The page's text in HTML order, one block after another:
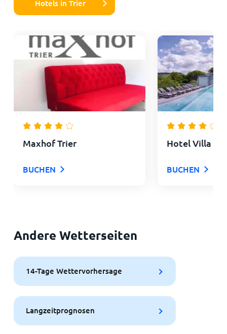
Hotels in Trier
Maxhof Trier
BUCHEN
Hotel Villa
BUCHEN
Andere Wetterseiten
14-Tage Wettervorhersage
Langzeitprognosen